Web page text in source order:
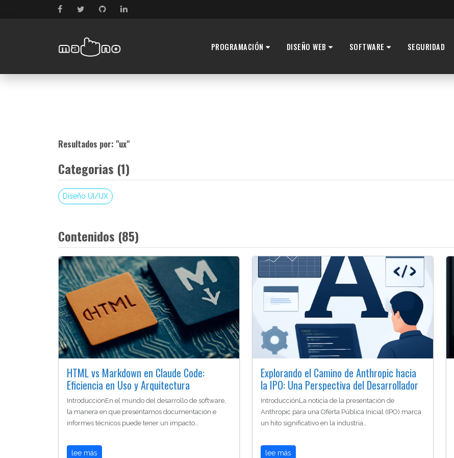
PROGRAMACIÓN DISEÑO WEB SOFTWARE SEGURIDAD
Resultados por: "ux"
Categorias (1)
Diseño UI/UX
Contenidos (85)
HTML vs Markdown en Claude Code:
Eficiencia en Uso y Arquitectura
IntroducciónEn el mundo del desarrollo de software,
la manera en que presentamos documentación e
informes técnicos puede tener un impacto…
lee más
Explorando el Camino de Anthropic hacia
la IPO: Una Perspectiva del Desarrollador
IntroducciónLa noticia de la presentación de
Anthropic para una Oferta Pública Inicial (IPO) marca
un hito significativo en la industria…
lee más